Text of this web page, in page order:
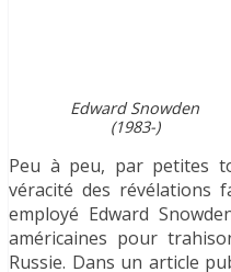
Edward Snowden
(1983-)
Peu à peu, par petites
véracité des révélations
employé Edward
américaines pour
Russie. Dans un article